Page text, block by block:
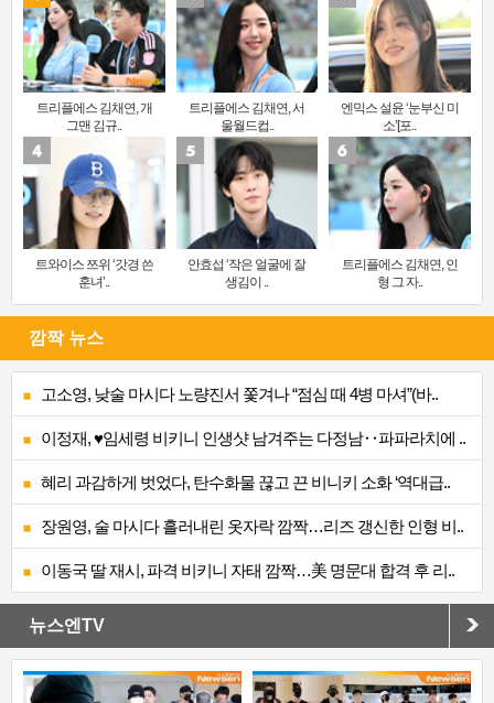
트리플에스 김채연, 개
그맨 김규..
트리플에스 김채연, 서
울월드컵..
엔믹스 설윤 ‘눈부신 미
소’[포..
트와이스 쯔위 ‘갓경 쓴
훈녀’..
안효섭 ‘작은 얼굴에 잘
생김이 ..
트리플에스 김채연, 인
형 그 자..
깜짝 뉴스
고소영, 낮술 마시다 노량진서 쫓겨나 “점심 때 4병 마셔”(바..
이정재, ♥임세령 비키니 인생샷 남겨주는 다정남‥파파라치에 ..
혜리 과감하게 벗었다, 탄수화물 끊고 끈 비니키 소화 ‘역대급..
장원영, 술 마시다 흘러내린 옷자락 깜짝…리즈 갱신한 인형 비..
이동국 딸 재시, 파격 비키니 자태 깜짝…美 명문대 합격 후 리..
뉴스엔TV